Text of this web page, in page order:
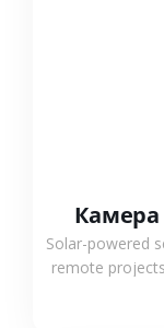
Камера
Solar-powered
remote